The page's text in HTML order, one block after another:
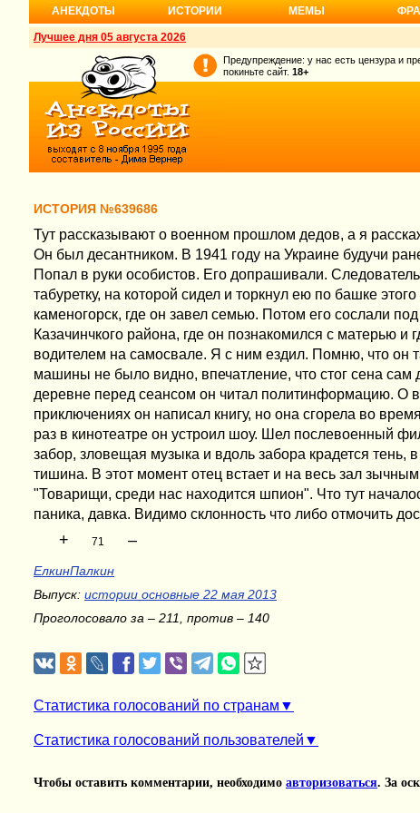
АНЕКДОТЫ ИСТОРИИ МЕМЫ
Лучшее дня 05 августа 2026
Предупреждение: у нас есть цензура и
покиньте сайт. 18+
ИСТОРИЯ №639686
Тут рассказывают о военном прошлом дедов, а я
Он был десантником. В 1941 году на Украине будучи
Попал в руки особистов. Его допрашивали.
табуретку, на которой сидел и торкнул ею по башке
каменогорск, где он завел семью. Потом его сослали
Казачинчкого района, где он познакомился с матерью
водителем на самосвале. Я с ним ездил. Помню, что он
машины не было видно, впечатление, что стог сена сам
деревне перед сеансом он читал политинформацию. О
приключениях он написал книгу, но она сгорела во
раз в кинотеатре он устроил шоу. Шел послевоенный
забор, зловещая музыка и вдоль забора крадется тень,
тишина. В этот момент отец встает и на весь зал
"Товарищи, среди нас находится шпион". Что тут
паника, давка. Видимо склонность что либо отмочить
+ 71 –
ЕлкинПалкин
Выпуск: истории основные 22 мая 2013
Проголосовало за – 211, против – 140
Статистика голосований по странам
Статистика голосований пользователей
Чтобы оставить комментарии, необходимо авторизоваться. За